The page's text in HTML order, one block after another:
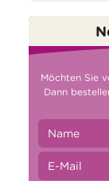
Möchten Sie
Dann